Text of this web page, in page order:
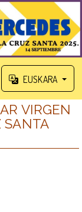
EUSKARA
VIRGEN
SANTA